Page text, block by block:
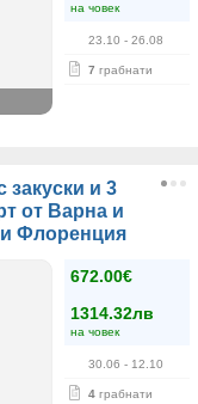
на човек
23.10 - 26.08
7 грабнати
закуски и 3
от Варна и
и Флоренция
672.00€
1314.32лв
на човек
30.06 - 12.10
4 грабнати